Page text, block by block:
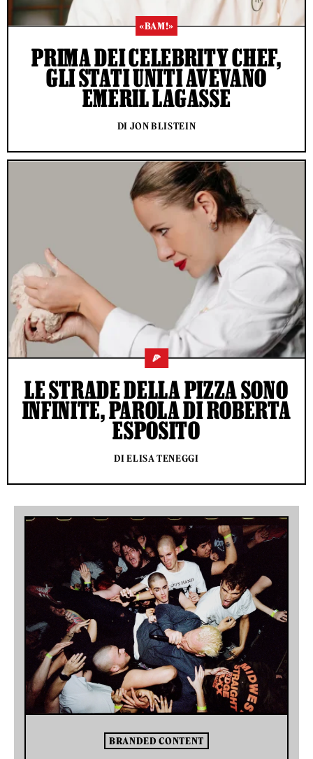
«BAM!»
PRIMA DEI CELEBRITY CHEF,
GLI STATI UNITI AVEVANO
EMERIL LAGASSE
DI JON BLISTEIN
🍕
LE STRADE DELLA PIZZA SONO
INFINITE, PAROLA DI ROBERTA
ESPOSITO
DI ELISA TENEGGI
BRANDED CONTENT